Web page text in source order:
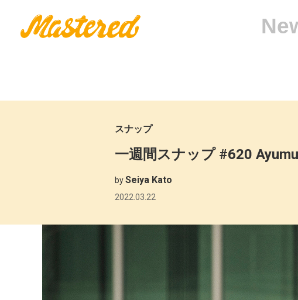
スナップ
一週間スナップ #620
bySeiya Kato
2022.03.22